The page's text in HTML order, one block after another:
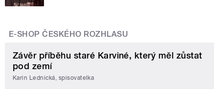
E-SHOP ČESKÉHO ROZHLASU
Závěr příběhu staré Karviné, který měl zůstat
pod zemí
Karin Lednická, spisovatelka